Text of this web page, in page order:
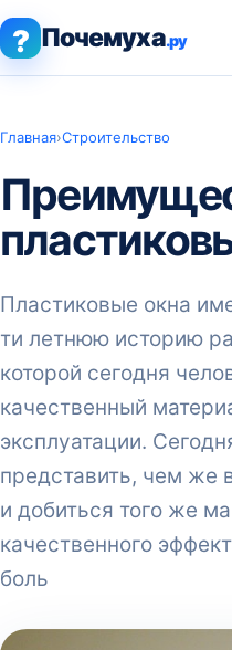
? Почемуха.ру
Главная›Строительство
Пластиковые окна
ти летнюю историю
которой сегодня
качественный
эксплуатации.
представить, чем же
и добиться того же
качественного
боль